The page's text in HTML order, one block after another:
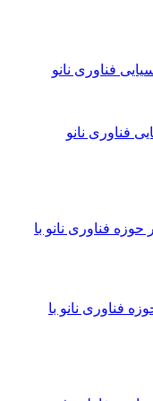
فناوری نانو
فناوری نانو با